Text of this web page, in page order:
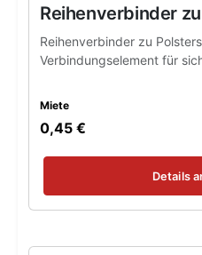
Reihenverbinder
Reihenverbinder zu
Verbindungselement für
Miete
0,45 €
Details